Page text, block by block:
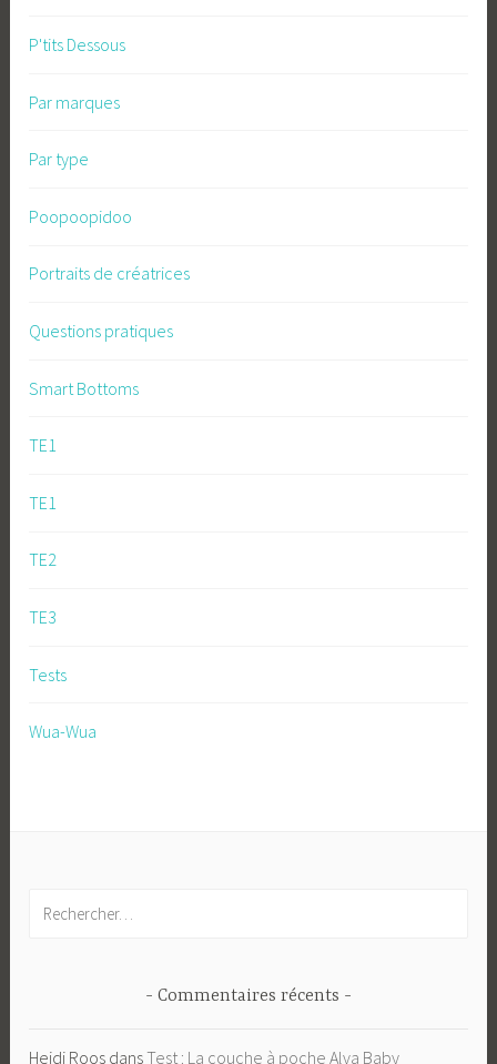
P'tits Dessous
Par marques
Par type
Poopoopidoo
Portraits de créatrices
Questions pratiques
Smart Bottoms
TE1
TE1
TE2
TE3
Tests
Wua-Wua
Commentaires récents
Heidi Roos dansTest : La couche à poche Alva Baby